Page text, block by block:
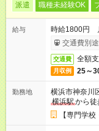
派遣 職種未経験OK
給与
時給1800円
交通費別
交通費 全額
月収例 25～
勤務地
横浜市神奈川
横浜駅から徒
【専門学